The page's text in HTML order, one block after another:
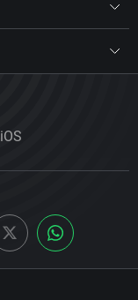
iOS